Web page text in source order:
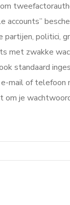
politici,
met zwakke
standaard
mail of
je